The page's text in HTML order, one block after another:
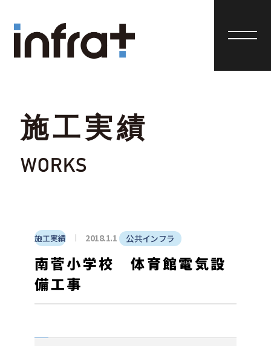
施工実績
WORKS
施工実績 2018.1.1 公共インフラ
南菅小学校 体育館電気設
備工事